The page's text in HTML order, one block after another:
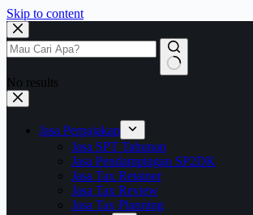
Skip to content
No results
Jasa Perpajakan
Jasa SPT Tahunan
Jasa Pendampingan SP2DK
Jasa Tax Retainer
Jasa Tax Review
Jasa Tax Planning